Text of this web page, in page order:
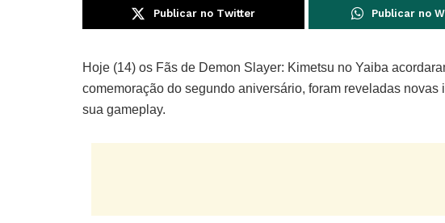
Publicar no Twitter Publicar no
Hoje (14) os Fãs de Demon Slayer: Kimetsu no Yaiba
comemoração do segundo aniversário, foram reveladas
sua gameplay.